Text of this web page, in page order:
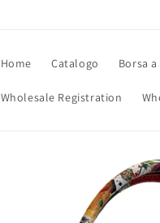
Home Catalogo Borsa
Wholesale Registration